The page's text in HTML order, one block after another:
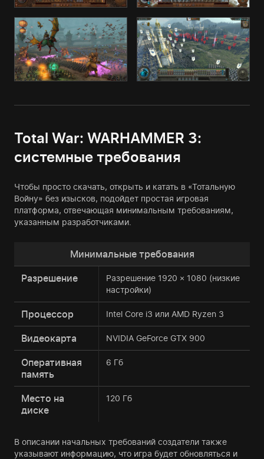
Total War: WARHAMMER 3:
системные требования
Чтобы просто скачать, открыть и катать в «Тотальную
Войну» без изысков, подойдет простая игровая
платформа, отвечающая минимальным требованиям,
указанным разработчиками.
Минимальные требования
Разрешение
Разрешение 1920 × 1080 (низкие
настройки)
Процессор Intel Core i3 или AMD Ryzen 3
Видеокарта NVIDIA GeForce GTX 900
Оперативная
память
6 Гб
Место на
диске
120 Гб
В описании начальных требований создатели также
указывают информацию, что игра будет обновляться и